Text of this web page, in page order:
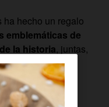
ha hecho un regalo
emblemáticas de
la historia, juntas,
cine con